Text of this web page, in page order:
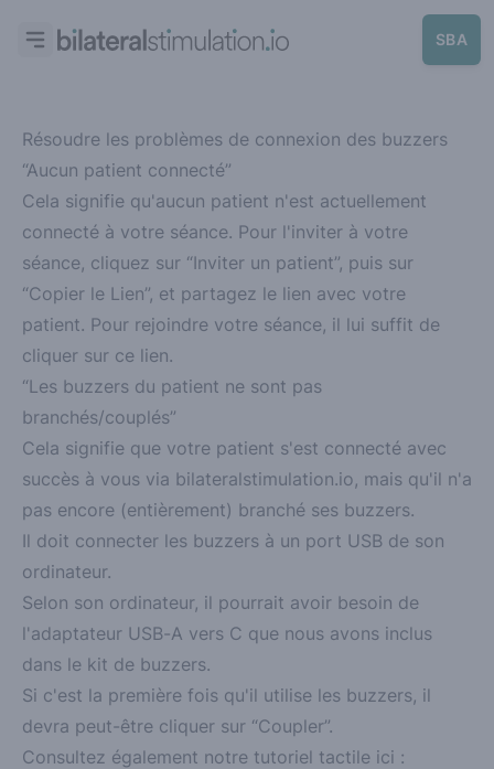
SBA
Résoudre les problèmes de connexion des buzzers
“Aucun patient connecté”
Cela signifie qu'aucun patient n'est actuellement
connecté à votre séance. Pour l'inviter à votre
séance, cliquez sur “Inviter un patient”, puis sur
“Copier le Lien”, et partagez le lien avec votre
patient. Pour rejoindre votre séance, il lui suffit de
cliquer sur ce lien.
“Les buzzers du patient ne sont pas
branchés/couplés”
Cela signifie que votre patient s'est connecté avec
succès à vous via bilateralstimulation.io, mais qu'il n'a
pas encore (entièrement) branché ses buzzers.
Il doit connecter les buzzers à un port USB de son
ordinateur.
Selon son ordinateur, il pourrait avoir besoin de
l'adaptateur USB-A vers C que nous avons inclus
dans le kit de buzzers.
Si c'est la première fois qu'il utilise les buzzers, il
devra peut-être cliquer sur “Coupler”.
Consultez également notre tutoriel tactile ici :